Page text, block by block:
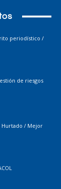
periodístico /
de riesgos
Hurtado / Mejor